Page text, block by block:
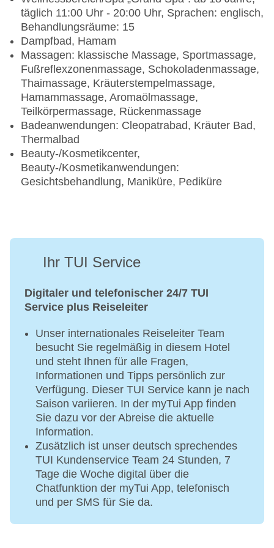
Dosen-/Flaschenbiere in Premiumqualität (im
Glas serviert)
Frische Säfte und gesunde Frischgetränke von 10
bis 18 Uhr
Zusätzliche Services:
16 GB WLAN-Karte pro Woche für das gesamte
Resort
Frühes Einchecken ab 12 Uhr und spätes
Auschecken bis 14 Uhr (je nach Verfügbarkeit)
25 % Ermäßigung auf SPA-Behandlungen
1 x pro Woche Eintritt zum Aquapark für Alpha-
Turndown Service
Vorreservierung und einer Mindestanzahl von 10
täglich 11:00 Uhr - 20:00 Uhr, Sprachen: englisch,
Behandlungsräume: 15
Dampfbad, Hamam
Massagen: klassische Massage, Sportmassage,
Fußreflexzonenmassage, Schokoladenmassage,
Thaimassage, Kräuterstempelmassage,
Hamammassage, Aromaölmassage,
Teilkörpermassage, Rückenmassage
Badeanwendungen: Cleopatrabad, Kräuter Bad,
Thermalbad
Beauty-/Kosmetikcenter,
Beauty-/Kosmetikanwendungen:
Gesichtsbehandlung, Maniküre, Pediküre
Ihr TUI Service
Digitaler und telefonischer 24/7 TUI
Service plus Reiseleiter
Unser internationales Reiseleiter Team
besucht Sie regelmäßig in diesem Hotel
und steht Ihnen für alle Fragen,
Informationen und Tipps persönlich zur
Verfügung. Dieser TUI Service kann je nach
Saison variieren. In der myTui App finden
Sie dazu vor der Abreise die aktuelle
Information.
Zusätzlich ist unser deutsch sprechendes
TUI Kundenservice Team 24 Stunden, 7
Tage die Woche digital über die
Chatfunktion der myTui App, telefonisch
und per SMS für Sie da.